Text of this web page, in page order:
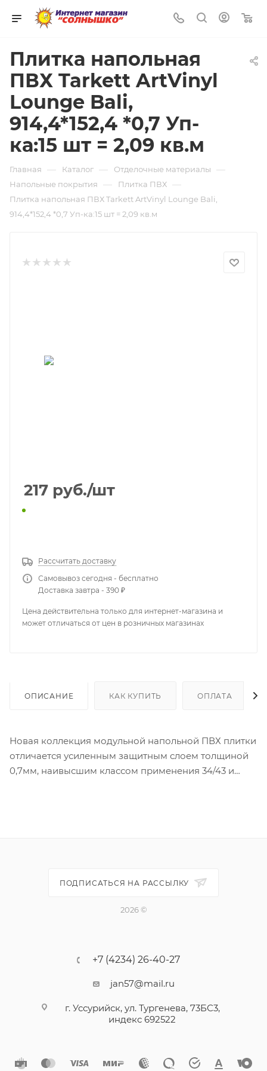
Плитка напольная
ПВХ Tarkett ArtVinyl
Lounge Bali,
914,4*152,4 *0,7 Уп-
ка:15 шт = 2,09 кв.м
Главная — Каталог — Отделочные материалы —
Напольные покрытия — Плитка ПВХ —
Плитка напольная ПВХ Tarkett ArtVinyl Lounge Bali,
914,4*152,4 *0,7 Уп-ка:15 шт = 2,09 кв.м
217 руб./шт
Рассчитать доставку
Самовывоз сегодня - бесплатно
Доставка завтра - 390 ₽
Цена действительна только для интернет-магазина и
может отличаться от цен в розничных магазинах
ОПИСАНИЕ КАК КУПИТЬ ОПЛАТА
Новая коллекция модульной напольной ПВХ плитки
отличается усиленным защитным слоем толщиной
0,7мм, наивысшим классом применения 34/43 и
Размеры длина/ширина: 914,4x152,4 мм
Производители: Tarkett (Россия)
ПОДПИСАТЬСЯ НА РАССЫЛКУ
2026 ©
+7 (4234) 26-40-27
jan57@mail.ru
г. Уссурийск, ул. Тургенева, 73БС3,
индекс 692522